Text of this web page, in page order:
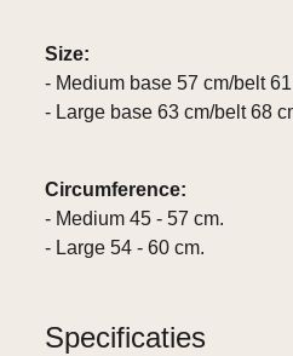
Size:
- Medium base 57 cm/belt
- Large base 63 cm/belt 68
Circumference:
- Medium 45 - 57 cm.
- Large 54 - 60 cm.
Specificaties